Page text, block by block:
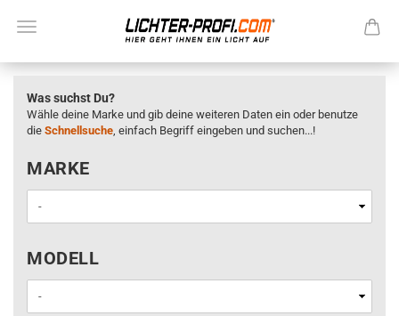
Was suchst Du?
Wähle deine Marke und gib deine weiteren Daten ein oder benutze
die Schnellsuche, einfach Begriff eingeben und suchen...!
MARKE
MARKE
MODELL
MODELL